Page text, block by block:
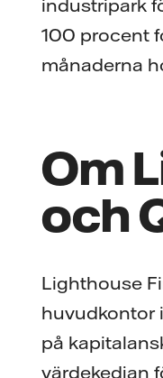
industripark
100 procent
månaderna
Om
och
Lighthouse
huvudkontor
på
värdekedjan